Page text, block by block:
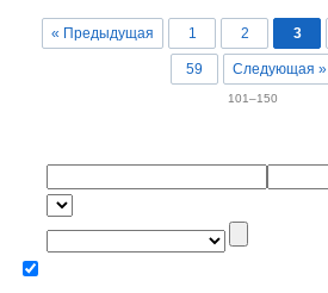
« Предыдущая 1 2 3
59 Следующая »
101–150